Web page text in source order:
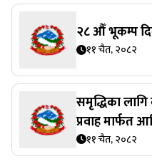
२८ औँ भूकम्प
११ चैत, २०८२
समृद्धिका
प्रवाह मार्फत
११ चैत, २०८२